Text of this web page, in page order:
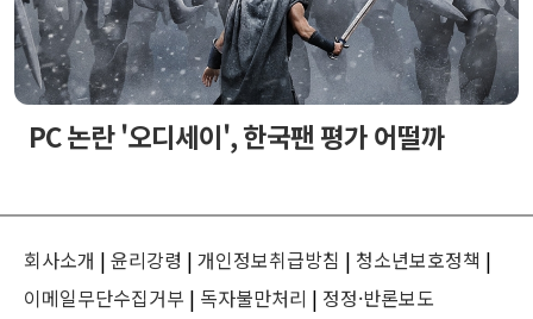
PC 논란 '오디세이', 한국팬 평가 어떨까
회사소개 | 윤리강령 | 개인정보취급방침 | 청소년보호정책 |
이메일무단수집거부 | 독자불만처리 | 정정·반론보도